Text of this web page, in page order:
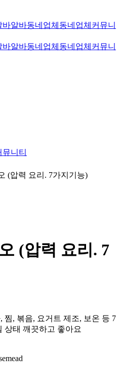
바알바동네업체 동네업체 커뮤니
바알바동네업체 동네업체 커뮤니
뮤니티
(압력 요리. 7가지기능)
(압력 요리. 7
찜, 볶음, 요거트 제조, 보온 등 7
상태 깨끗하고 좋아요